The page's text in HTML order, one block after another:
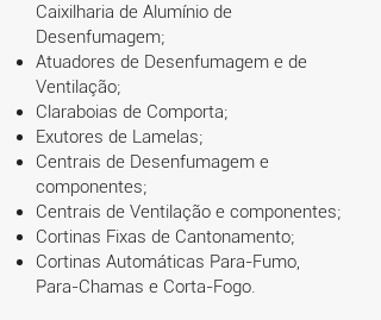
Caixilharia de Alumínio de
Desenfumagem;
Atuadores de Desenfumagem e de
Ventilação;
Claraboias de Comporta;
Exutores de Lamelas;
Centrais de Desenfumagem e
componentes;
Centrais de Ventilação e componentes;
Cortinas Fixas de Cantonamento;
Cortinas Automáticas Para-Fumo,
Para-Chamas e Corta-Fogo.